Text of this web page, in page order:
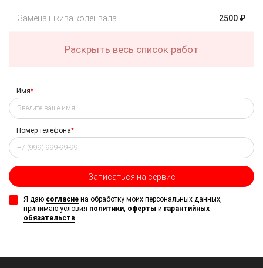
Замена шкива коленвала 2500 ₽
Раскрыть весь список работ
Имя*
Номер телефона*
Записаться на сервис
Я даю согласие на обработку моих персональных данных,
принимаю условия политики, оферты и гарантийных
обязательств.